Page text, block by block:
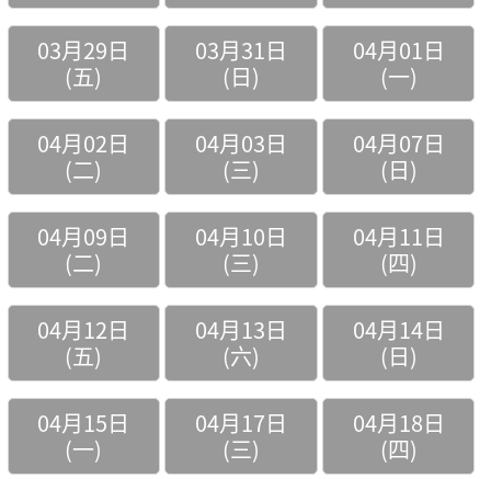
03月29日
(五)
03月31日
(日)
04月01日
(一)
04月02日
(二)
04月03日
(三)
04月07日
(日)
04月09日
(二)
04月10日
(三)
04月11日
(四)
04月12日
(五)
04月13日
(六)
04月14日
(日)
04月15日
(一)
04月17日
(三)
04月18日
(四)